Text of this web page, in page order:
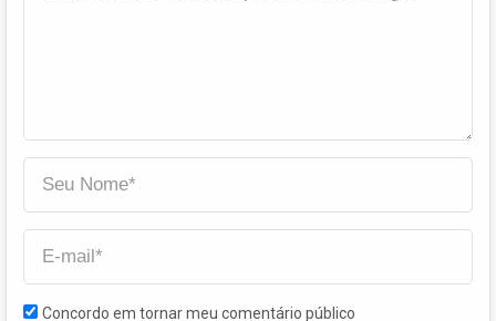
Concordo em tornar meu comentário público